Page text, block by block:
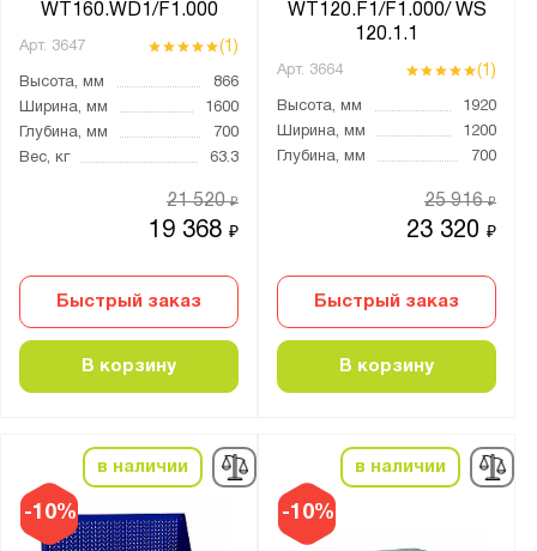
WT160.WD1/F1.000
Арт. 3647 (1)
Высота, мм
866
Ширина, мм
1600
Глубина, мм
700
Вес, кг
63.3
19 368₽
21 520₽
Быстрый заказ
В корзину
WT120.F1/F1.000/ WS
120.1.1
Арт. 3664 (1)
Высота, мм
1920
Ширина, мм
1200
Глубина, мм
700
23 320₽
25 916₽
Быстрый заказ
В корзину
-10%
в наличии
-10%
в наличии
Тип колёс:
4 колеса с тормозом
Для гаража
Для производства
С тисками
Россия
Производитель: